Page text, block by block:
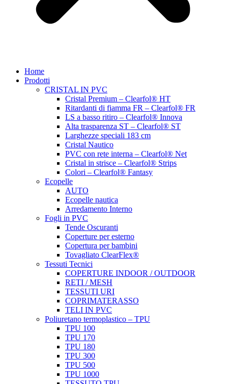
Home
Prodotti
CRISTAL IN PVC
Cristal Premium – Clearfol® HT
Ritardanti di fiamma FR – Clearfol® FR
LS a basso ritiro – Clearfol® Innova
Alta trasparenza ST – Clearfol® ST
Larghezze speciali 183 cm
Cristal Nautico
PVC con rete interna – Clearfol® Net
Cristal in strisce – Clearfol® Strips
Colori – Clearfol® Fantasy
Ecopelle
AUTO
Ecopelle nautica
Arredamento Interno
Fogli in PVC
Tende Oscuranti
Coperture per esterno
Copertura per bambini
Tovagliato ClearFlex®
Tessuti Tecnici
COPERTURE INDOOR / OUTDOOR
RETI / MESH
TESSUTI URI
COPRIMATERASSO
TELI IN PVC
Poliuretano termoplastico – TPU
TPU 100
TPU 170
TPU 180
TPU 300
TPU 500
TPU 1000